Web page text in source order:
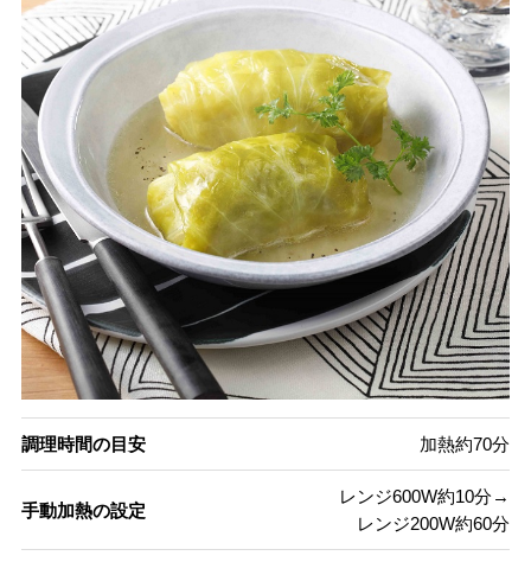
調理時間の目安 加熱約70分
手動加熱の設定
レンジ600W約10分→
レンジ200W約60分